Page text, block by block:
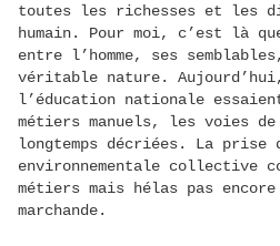
toutes les richesses et les
humain. Pour moi, c’est là
entre l’homme, ses
véritable nature.
l’éducation nationale
métiers manuels, les voies
longtemps décriées. La prise
environnementale collective
métiers mais hélas pas
marchande.